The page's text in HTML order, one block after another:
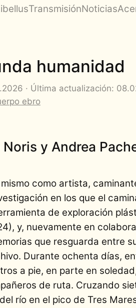
TransmisiónNoticias
humanidad
· Última actualización:
ebro
y Andrea
como artista,
en los que el
de exploración
y, nuevamente en
que resguarda entre
Durante ochenta días,
a pie, en parte en
de ruta. Cruzando
río en el pico de Tres